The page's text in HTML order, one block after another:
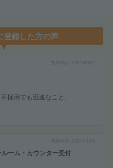
登録した方の声
2024年08月
採用でも迅速なこと。
2024年10月
ーム・カウンター受付